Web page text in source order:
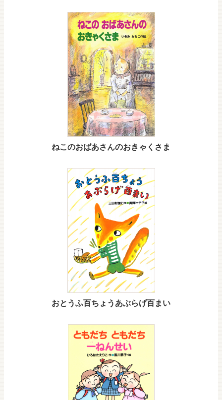
ねこのおばあさんのおきゃくさま
おとうふ百ちょうあぶらげ百まい